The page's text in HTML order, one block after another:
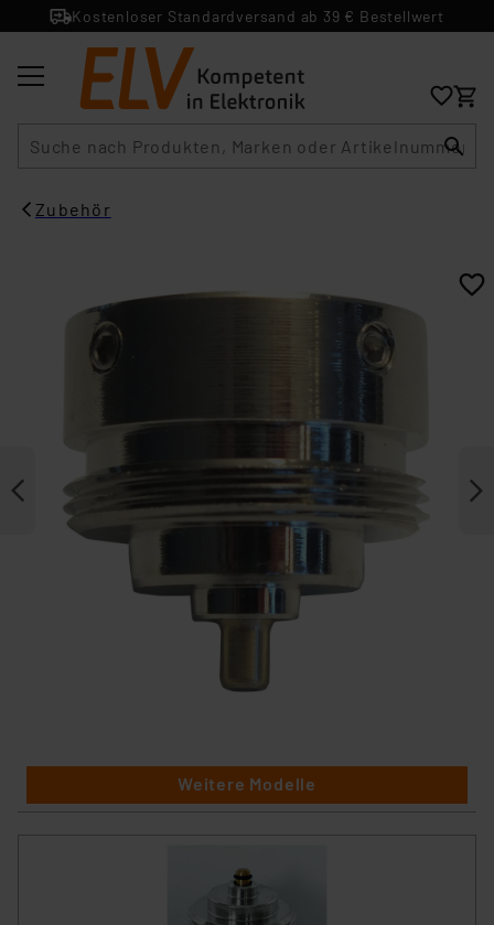
Kostenloser Standardversand ab 39 € Bestellwert
Zubehör
Weitere Modelle